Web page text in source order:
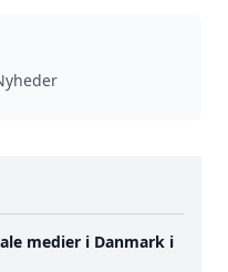
medier i Danmark i